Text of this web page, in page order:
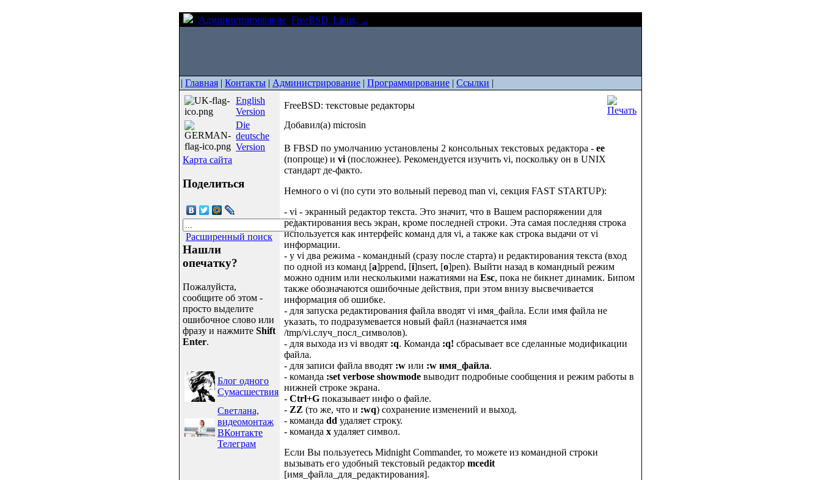
Администрирование FreeBSD, Linux, ...
| Главная | Контакты | Администрирование | Программирование | Ссылки |
English
Version
Die
deutsche
Version
Карта сайта
Поделиться
Расширенный поиск
Нашли
опечатку?
Пожалуйста,
сообщите об этом -
просто выделите
ошибочное слово или
фразу и нажмите Shift
Enter.
Блог одного
Сумасшествия
Светлана,
видеомонтаж
ВКонтакте
Телеграм
FreeBSD: текстовые редакторы
Добавил(а) microsin
В FBSD по умолчанию установлены 2 консольных текстовых редактора - ee
(попроще) и vi (посложнее). Рекомендуется изучить vi, поскольку он в UNIX
стандарт де-факто.
Немного о vi (по сути это вольный перевод man vi, секция FAST STARTUP):
- vi - экранный редактор текста. Это значит, что в Вашем распоряжении для
редактирования весь экран, кроме последней строки. Эта самая последняя строка
используется как интерфейс команд для vi, а также как строка выдачи от vi
информации.
- у vi два режима - командный (сразу после старта) и редактирования текста (вход
по одной из команд [a]ppend, [i]nsert, [o]pen). Выйти назад в командный режим
можно одним или несколькими нажатиями на Esc, пока не бикнет динамик. Бипом
также обозначаются ошибочные действия, при этом внизу высвечивается
информация об ошибке.
- для запуска редактирования файла вводят vi имя_файла. Если имя файла не
указать, то подразумевается новый файл (назначается имя
/tmp/vi.случ_посл_символов).
- для выхода из vi вводят :q. Команда :q! сбрасывает все сделанные модификации
файла.
- для записи файла вводят :w или :w имя_файла.
- команда :set verbose showmode выводит подробные сообщения и режим работы в
нижней строке экрана.
- Ctrl+G показывает инфо о файле.
- ZZ (то же, что и :wq) сохранение изменений и выход.
- команда dd удаляет строку.
- команда x удаляет символ.
Если Вы пользуетесь Midnight Commander, то можете из командной строки
вызывать его удобный текстовый редактор mcedit
[имя_файла_для_редактирования].